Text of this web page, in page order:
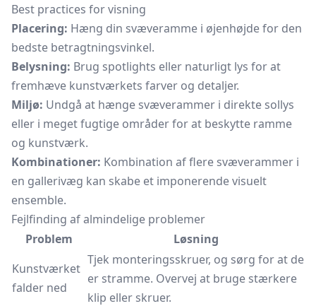
Best practices for visning
Placering: Hæng din svæveramme i øjenhøjde for den
bedste betragtningsvinkel.
Belysning: Brug spotlights eller naturligt lys for at
fremhæve kunstværkets farver og detaljer.
Miljø: Undgå at hænge svæverammer i direkte sollys
eller i meget fugtige områder for at beskytte ramme
og kunstværk.
Kombinationer: Kombination af flere svæverammer i
en gallerivæg kan skabe et imponerende visuelt
ensemble.
Fejlfinding af almindelige problemer
Problem
Løsning
Kunstværket
falder ned
Tjek monteringsskruer, og sørg for at de
er stramme. Overvej at bruge stærkere
klip eller skruer.